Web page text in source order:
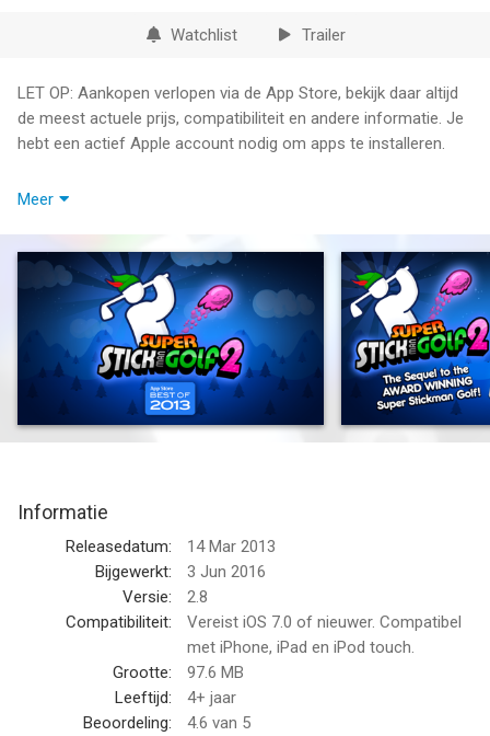
Watchlist Trailer
LET OP: Aankopen verlopen via de App Store, bekijk daar altijd
de meest actuele prijs, compatibiliteit en andere informatie. Je
hebt een actief Apple account nodig om apps te installeren.
*** Awarded "Appstore Best of 2013" by Apple! ***
customizable characters, 70 achievements and two different
multiplayer modes, Super Stickman Golf 2 will keep you on the
fairway for a long time!
** Reviews **
"Appstore Best of 2013" - Apple
5/5 - AppAddict.net - "Fantastic"
4.5/5 - Gamezebo - "Hugely entertaining"
4.5/5 - 148 Apps - "Sticktacular"
4.5/5 - MacWorld - "A No Brainer"
4.5/5 MacLife - "Brilliantly Fun"
32 Dynamic Courses. Never have the links been better looking
or as unique as now. Moving obstacles, portals, magnets and
Meer
Informatie
Releasedatum:
14 Mar 2013
Bijgewerkt:
3 Jun 2016
Versie:
2.8
Compatibiliteit:
Vereist iOS 7.0 of nieuwer. Compatibel
met iPhone, iPad en iPod touch.
Grootte:
97.6 MB
Leeftijd:
4+ jaar
Beoordeling:
4.6 van 5